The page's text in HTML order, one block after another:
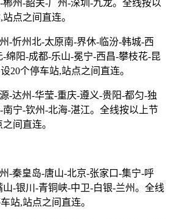
州-韶关-广州-深圳-九龙。全线按以
点之间直连。
-忻州北-太原南-界休-临汾-韩城-西
绵阳-成都-乐山-冕宁-西昌-攀枝花-昆
20个停车站,站点之间直连。
-达州-华莹-重庆-遵义-贵阳-都匀-独
宁-钦州-北海-湛江。全线按以上节
间直连。
-秦皇岛-唐山-北京-张家口-集宁-呼
-银川-青铜峡-中卫-白银-兰州。全线
站,站点之间直连。